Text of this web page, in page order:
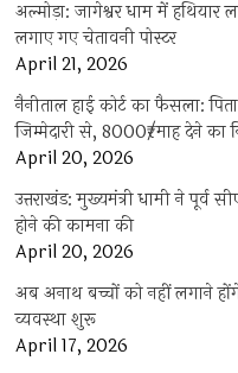
अल्मोड़ा: जागेश्वर धाम में
लगाए गए चेतावनी पोस्टर
April 21, 2026
नैनीताल हाई कोर्ट का फैसला:
जिम्मेदारी से, 8000₹/माह देने का
April 20, 2026
उत्तराखंड: मुख्यमंत्री धामी ने पूर्व
होने की कामना की
April 20, 2026
अब अनाथ बच्चों को नहीं लगाने
व्यवस्था शुरू
April 17, 2026